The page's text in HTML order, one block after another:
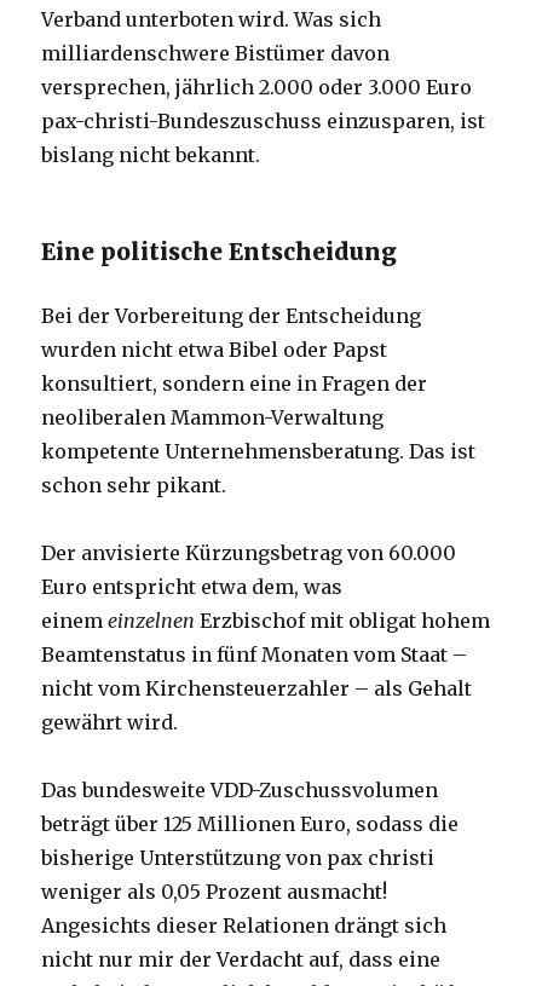
Verband unterboten wird. Was sich
milliardenschwere Bistümer davon
versprechen, jährlich 2.000 oder 3.000 Euro
pax-christi-Bundeszuschuss einzusparen, ist
bislang nicht bekannt.
Eine politische Entscheidung
Bei der Vorbereitung der Entscheidung
wurden nicht etwa Bibel oder Papst
konsultiert, sondern eine in Fragen der
neoliberalen Mammon-Verwaltung
kompetente Unternehmensberatung. Das ist
schon sehr pikant.
Der anvisierte Kürzungsbetrag von 60.000
Euro entspricht etwa dem, was
einemeinzelnen Erzbischof mit obligat hohem
Beamtenstatus in fünf Monaten vom Staat –
nicht vom Kirchensteuerzahler – als Gehalt
gewährt wird.
Das bundesweite VDD-Zuschussvolumen
beträgt über 125 Millionen Euro, sodass die
bisherige Unterstützung von pax christi
weniger als 0,05 Prozent ausmacht!
Angesichts dieser Relationen drängt sich
nicht nur mir der Verdacht auf, dass eine